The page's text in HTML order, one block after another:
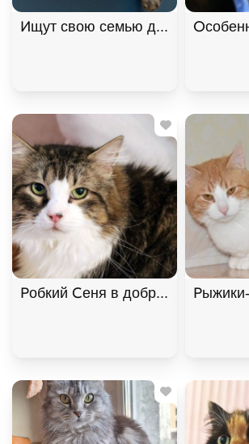
Ищут свою семью два "пушистых
Робкий Сеня в добрые руки,